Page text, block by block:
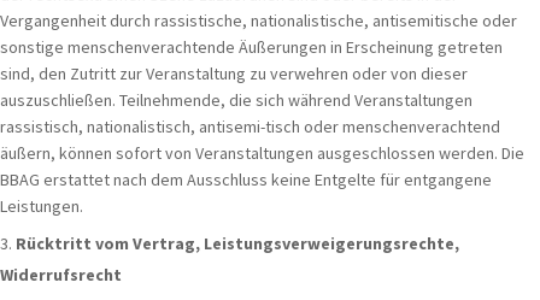
Vergangenheit durch rassistische, nationalistische, antisemitische oder
sonstige menschenverachtende Äußerungen in Erscheinung getreten
sind, den Zutritt zur Veranstaltung zu verwehren oder von dieser
auszuschließen. Teilnehmende, die sich während Veranstaltungen
rassistisch, nationalistisch, antisemi-tisch oder menschenverachtend
äußern, können sofort von Veranstaltungen ausgeschlossen werden. Die
BBAG erstattet nach dem Ausschluss keine Entgelte für entgangene
Leistungen.
Rücktritt vom Vertrag, Leistungsverweigerungsrechte,
Widerrufsrecht